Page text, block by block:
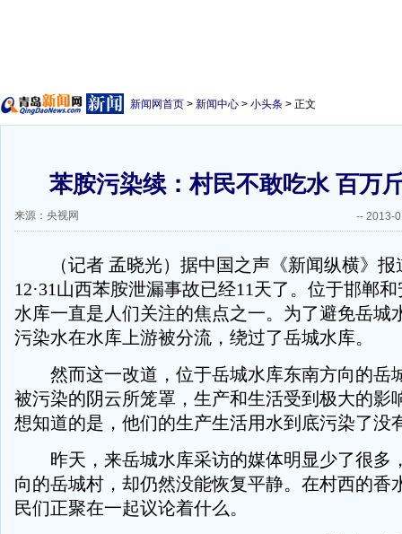
新闻网首页 > 新闻中心 > 小头条 > 正文
苯胺污染续：村民不敢吃水 百万
来源：央视网 -- 2013-
（记者 孟晓光）据中国之声《新闻纵横》报
12·31山西苯胺泄漏事故已经11天了。位于邯郸
水库一直是人们关注的焦点之一。为了避免岳城
污染水在水库上游被分流，绕过了岳城水库。
然而这一改道，位于岳城水库东南方向的岳
被污染的阴云所笼罩，生产和生活受到极大的影
想知道的是，他们的生产生活用水到底污染了没
昨天，来岳城水库采访的媒体明显少了很多
向的岳城村，却仍然没能恢复平静。在村西的香
民们正聚在一起议论着什么。